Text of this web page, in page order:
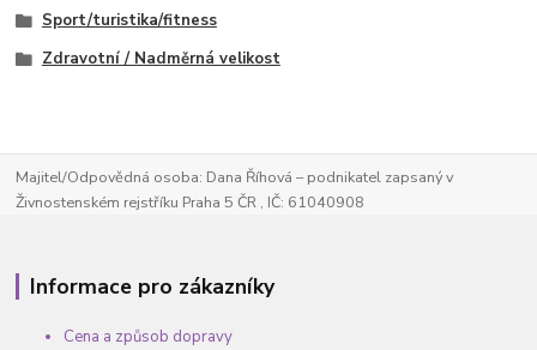
Sport/turistika/fitness
Zdravotní / Nadměrná velikost
Majitel/Odpovědná osoba: Dana Říhová – podnikatel zapsaný v
Živnostenském rejstříku Praha 5 ČR , IČ: 61040908
Informace pro zákazníky
Cena a způsob dopravy